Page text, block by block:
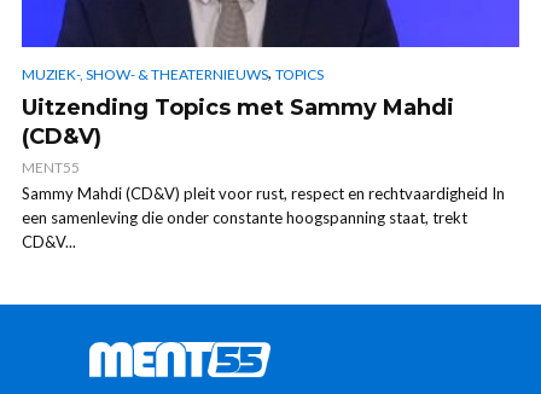
MUZIEK-, SHOW- & THEATERNIEUWS, TOPICS
Uitzending Topics met Sammy Mahdi
(CD&V)
MENT55
Sammy Mahdi (CD&V) pleit voor rust, respect en rechtvaardigheid In
een samenleving die onder constante hoogspanning staat, trekt
CD&V...